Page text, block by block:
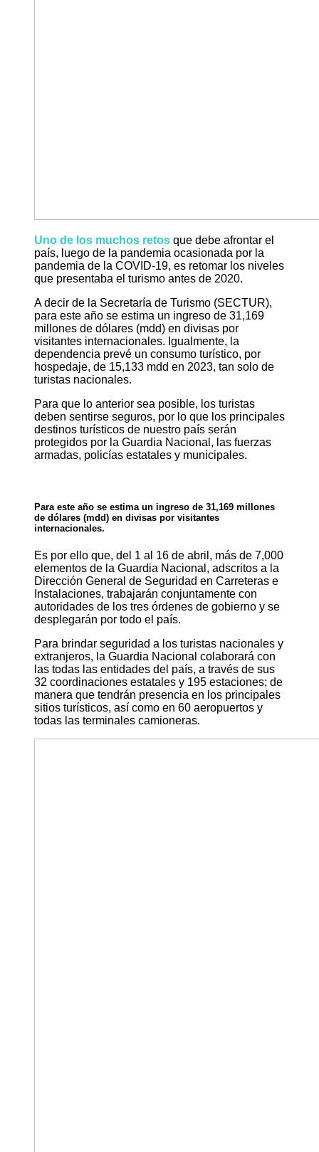
Uno de los muchos retos que debe afrontar el
país, luego de la pandemia ocasionada por la
pandemia de la COVID-19, es retomar los niveles
que presentaba el turismo antes de 2020.
A decir de la Secretaría de Turismo (SECTUR),
para este año se estima un ingreso de 31,169
millones de dólares (mdd) en divisas por
visitantes internacionales. Igualmente, la
dependencia prevé un consumo turístico, por
hospedaje, de 15,133 mdd en 2023, tan solo de
turistas nacionales.
Para que lo anterior sea posible, los turistas
deben sentirse seguros, por lo que los principales
destinos turísticos de nuestro país serán
protegidos por la Guardia Nacional, las fuerzas
armadas, policías estatales y municipales.
Para este año se estima un ingreso de 31,169 millones
de dólares (mdd) en divisas por visitantes
internacionales.
Es por ello que, del 1 al 16 de abril, más de 7,000
elementos de la Guardia Nacional, adscritos a la
Dirección General de Seguridad en Carreteras e
Instalaciones, trabajarán conjuntamente con
autoridades de los tres órdenes de gobierno y se
desplegarán por todo el país.
Para brindar seguridad a los turistas nacionales y
extranjeros, la Guardia Nacional colaborará con
las todas las entidades del país, a través de sus
32 coordinaciones estatales y 195 estaciones; de
manera que tendrán presencia en los principales
sitios turísticos, así como en 60 aeropuertos y
todas las terminales camioneras.